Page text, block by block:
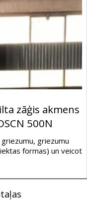
zāģis akmens
500N
griezumu
formas) un veicot